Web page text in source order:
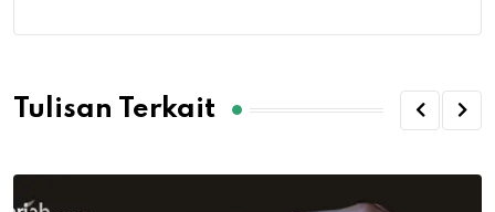
Tulisan Terkait